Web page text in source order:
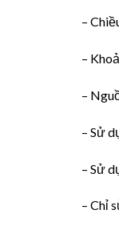
–
–
–
– Sử
– Sử
– Chỉ